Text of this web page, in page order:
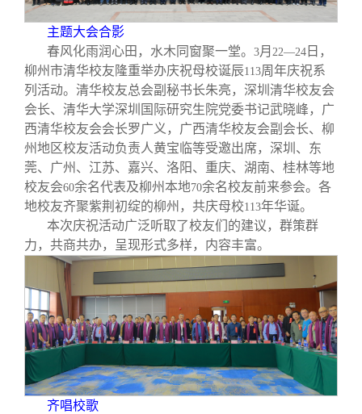
西南联大校友会
义工计划
新媒体平台
青春风采
校友文苑
校友讲坛
校友视界
信息化服务
三创大赛
实用信息
总会简介
会长致辞
总会章程
理事会名单
制度法规
联系我们
关闭
主题大会合影
春风化雨润心田，水木同窗聚一堂。 3月 22—24 日，
柳州市清华校友隆重举办庆祝母校诞辰113周年庆祝系
列活动。清华校友总会副秘书长朱亮，深圳清华校友会
会长、清华大学深圳国际研究生院党委书记武晓峰，广
西清华校友会会长罗广义，广西清华校友会副会长、柳
州地区校友活动负责人黄宝临等受邀出席，深圳、东
莞、广州、江苏、嘉兴、洛阳、重庆、湖南、桂林等地
校友会60余名代表及柳州本地70余名校友前来参会。各
地校友齐聚紫荆初绽的柳州，共庆母校113年华诞。
本次庆祝活动广泛听取了校友们的建议，群策群
力，共商共办，呈现形式多样，内容丰富。
齐唱校歌